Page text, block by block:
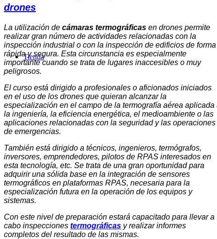
Tienda
drones
La utilización de cámaras termográficas en drones permite
realizar gran número de actividades relacionadas con la
inspección industrial o con la inspección de edificios de forma
rápida y segura. Esta circunstancia es especialmente
importante cuando se trata de lugares inaccesibles o muy
peligrosos.
El curso está dirigido a profesionales o aficionados iniciados
en el uso de los drones que quieran alcanzar la
especialización en el campo de la termografía aérea aplicada
la ingeniería, la eficiencia energética, el medioambiente o las
aplicaciones relacionadas con la seguridad y las operaciones
de emergencias.
También está dirigido a técnicos, ingenieros, termógrafos,
inversores, emprendedores, pilotos de RPAS interesados en
esta tecnología, etc. Se trata de una gran oportunidad para
adquirir una sólida base en la integración de sensores
termográficos en plataformas RPAS, necesaria para la
especialización futura en la operación de los equipos y
sistemas.
Con este nivel de preparación estará capacitado para llevar a
cabo inspecciones termográficas y realizar informes
completos del resultado de las mismas.